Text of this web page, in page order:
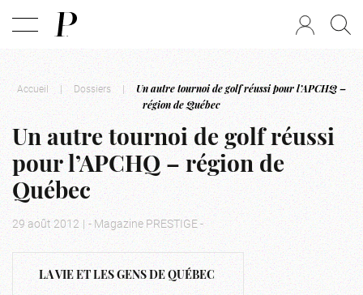
Accueil | Dossiers |
Un autre tournoi de golf réussi pour l’APCHQ –
région de Québec
Un autre tournoi de golf réussi
pour l’APCHQ – région de
Québec
29 août 2012 | - Magazine PRESTIGE -
LA VIE ET LES GENS DE QUÉBEC